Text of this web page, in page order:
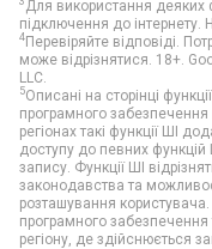
Для використання деяких
підключення до інтернету.
4 Перевіряйте відповіді.
може відрізнятися. 18+.
LLC.
5Описані на сторінці
програмного забезпечення
регіонах такі функції ШІ
доступу до певних
запису. Функції ШІ
законодавства та
розташування користувача.
програмного забезпечення
регіону, де здійснюється